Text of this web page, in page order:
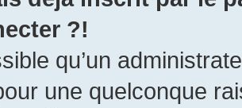
?!
qu’un
une quelconque